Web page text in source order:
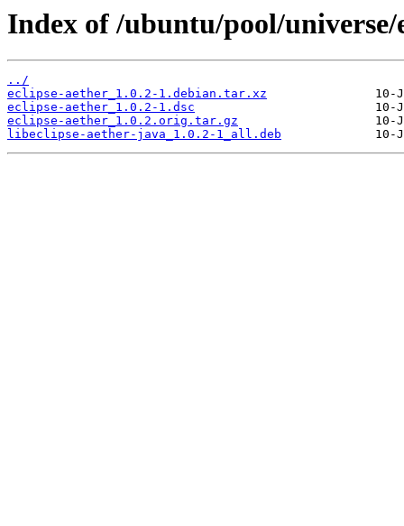
Index of /ubuntu/pool/universe/
../
eclipse-aether_1.0.2-1.debian.tar.xz
eclipse-aether_1.0.2-1.dsc
eclipse-aether_1.0.2.orig.tar.gz
libeclipse-aether-java_1.0.2-1_all.deb